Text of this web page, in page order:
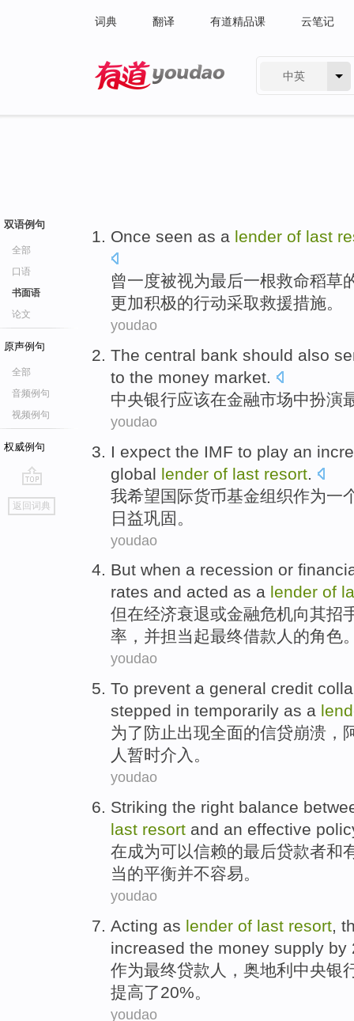
词典 翻译 有道精品课 云笔记
中英
双语例句
全部
口语
书面语
论文
原声例句
全部
音频例句
视频例句
权威例句
go
top
返回词典
Once seen as a lender of last
曾一度被视为最后一根救命稻草
更加积极的行动采取救援措施。
youdao
The central bank should also
to the money market.
中央银行应该在金融市场中扮演
youdao
I expect the IMF to play an
global lender of last resort
我希望 国际货币基金组织作为一
日益巩固。
youdao
But when a recession or
rates and acted as a lender of
但在经济衰退或金融危机向其招
率 ， 并担当起最终借款人的角色
youdao
To prevent a general credit
stepped in temporarily as a
为了 防止出现全面的信贷崩溃 ，
人 暂时介入 。
youdao
Striking the right balance
last resort and an effective
在成为可以信赖的最后贷款者和
当的平衡并不容易。
youdao
Acting as lender of last resort,
increased the money supply by
作为最终贷款人 ， 奥地利 中央银
提高了20%。
youdao